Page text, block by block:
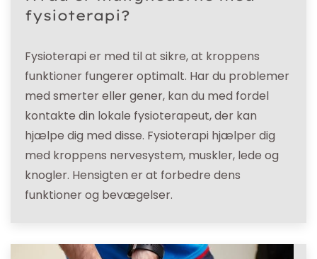
fysioterapi?
Fysioterapi er med til at sikre, at kroppens
funktioner fungerer optimalt. Har du problemer
med smerter eller gener, kan du med fordel
kontakte din lokale fysioterapeut, der kan
hjælpe dig med disse. Fysioterapi hjælper dig
med kroppens nervesystem, muskler, lede og
knogler. Hensigten er at forbedre dens
funktioner og bevægelser.